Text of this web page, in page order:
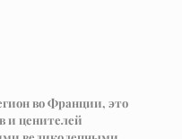
во Франции, это
и ценителей